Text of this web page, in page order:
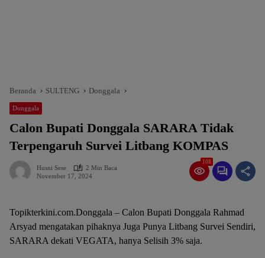
Beranda SULTENG Donggala
Donggala
Calon Bupati Donggala SARARA Tidak
Terpengaruh Survei Litbang KOMPAS
Husni Sese
2 Min Baca
November 17, 2024
108
Topikterkini.com.Donggala – Calon Bupati Donggala Rahmad
Arsyad mengatakan pihaknya Juga Punya Litbang Survei Sendiri,
SARARA dekati VEGATA, hanya Selisih 3% saja.